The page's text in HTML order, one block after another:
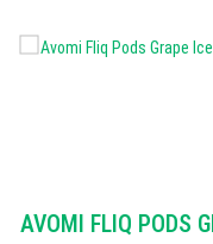
AVOMI FLIQ PODS